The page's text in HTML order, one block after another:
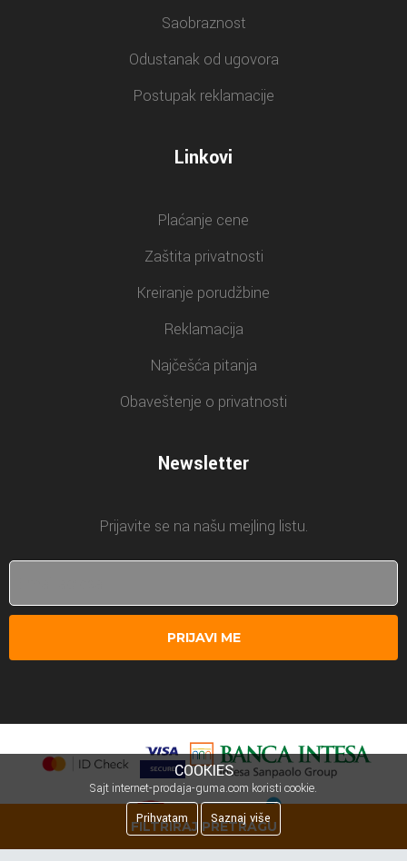
FILTRIRAJ PRETRAGU
Saobraznost
Odustanak od ugovora
Postupak reklamacije
Linkovi
Plaćanje cene
Zaštita privatnosti
Kreiranje porudžbine
Reklamacija
Najčešća pitanja
Obaveštenje o privatnosti
Newsletter
Prijavite se na našu mejling listu.
PRIJAVI ME
COOKIES
Sajt internet-prodaja-guma.com koristi cookie.
Prihvatam
Saznaj više